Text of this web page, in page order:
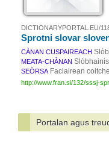
DICTIONARYPORTAL.EU/
Sprotni slovar
CÀNAN CUSPAIREACH
MEATA-CHÀNAN Slòbhainis
SEÒRSA Faclairean
http://www.fran.si/132/sssj-
Portalan agus